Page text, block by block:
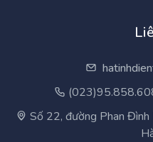
Số 22, đường Phan Đình